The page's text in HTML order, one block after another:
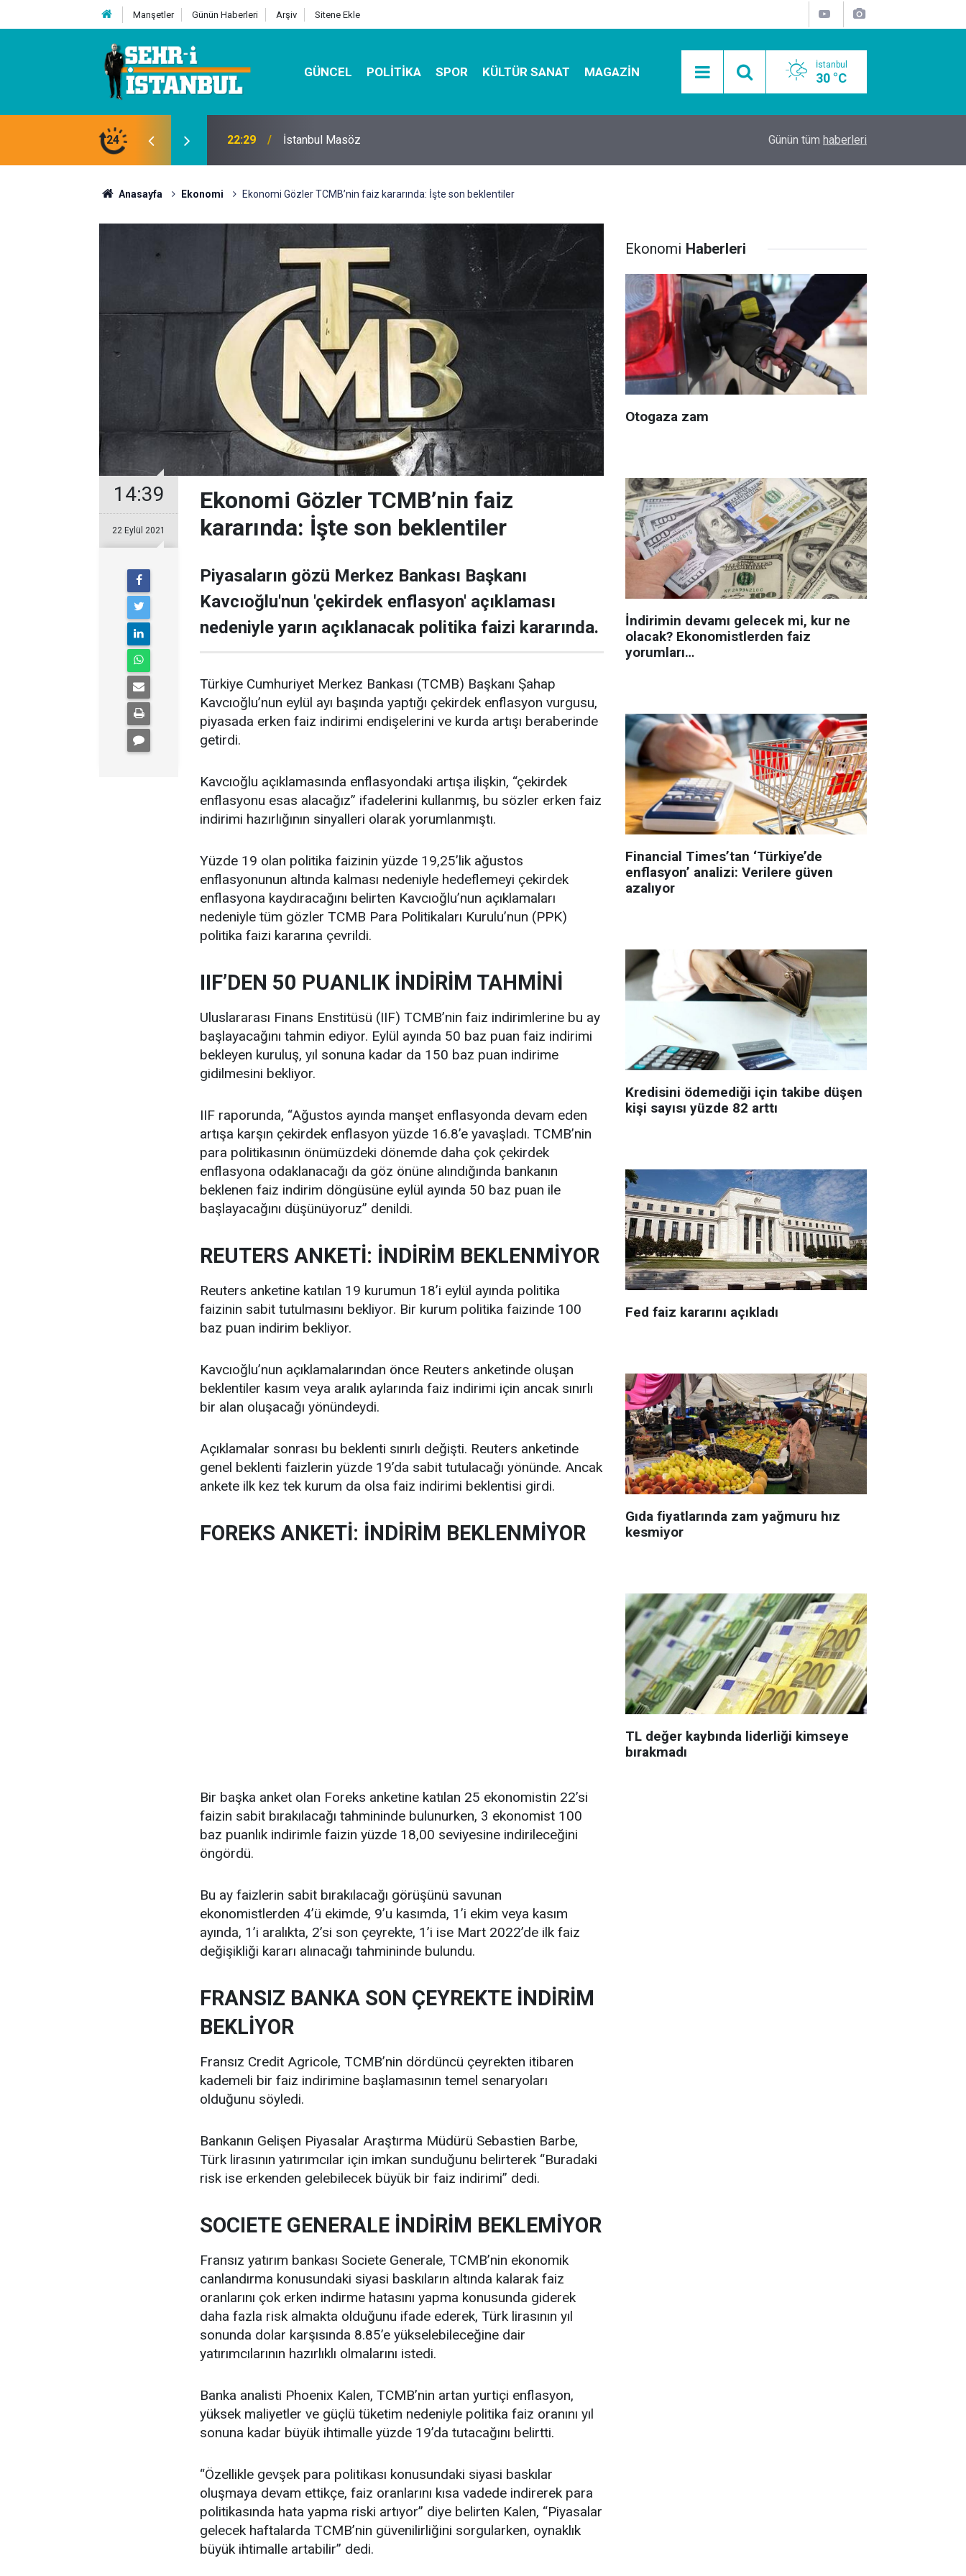
Manşetler Günün Haberleri Arşiv Sitene Ekle
GÜNCEL POLITIKA SPOR KÜLTÜR SANAT MAGAZIN İstanbul
30 °C
24 07:32 Kutu Sihirbazı ile Estetik, Dayanıklı ve Çevre Dostu Ambalaj Mobil Araçlarla Hayır Lokması Dağıtımının
Günün tüm haberleri
Anasayfa Ekonomi Ekonomi Gözler TCMB’nin faiz kararında: İşte son beklentiler
14:39
22 Eylül 2021
Ekonomi Gözler TCMB’nin faiz
kararında: İşte son beklentiler
Piyasaların gözü Merkez Bankası Başkanı
Kavcıoğlu'nun 'çekirdek enflasyon' açıklaması
nedeniyle yarın açıklanacak politika faizi kararında.
Türkiye Cumhuriyet Merkez Bankası (TCMB) Başkanı Şahap
Kavcıoğlu’nun eylül ayı başında yaptığı çekirdek enflasyon vurgusu,
piyasada erken faiz indirimi endişelerini ve kurda artışı beraberinde
getirdi.
Kavcıoğlu açıklamasında enflasyondaki artışa ilişkin, “çekirdek
enflasyonu esas alacağız” ifadelerini kullanmış, bu sözler erken faiz
indirimi hazırlığının sinyalleri olarak yorumlanmıştı.
Yüzde 19 olan politika faizinin yüzde 19,25’lik ağustos
enflasyonunun altında kalması nedeniyle hedeflemeyi çekirdek
enflasyona kaydıracağını belirten Kavcıoğlu’nun açıklamaları
nedeniyle tüm gözler TCMB Para Politikaları Kurulu’nun (PPK)
politika faizi kararına çevrildi.
IIF’DEN 50 PUANLIK İNDİRİM TAHMİNİ
Uluslararası Finans Enstitüsü (IIF) TCMB’nin faiz indirimlerine bu ay
başlayacağını tahmin ediyor. Eylül ayında 50 baz puan faiz indirimi
bekleyen kuruluş, yıl sonuna kadar da 150 baz puan indirime
gidilmesini bekliyor.
IIF raporunda, “Ağustos ayında manşet enflasyonda devam eden
artışa karşın çekirdek enflasyon yüzde 16.8’e yavaşladı. TCMB’nin
para politikasının önümüzdeki dönemde daha çok çekirdek
enflasyona odaklanacağı da göz önüne alındığında bankanın
beklenen faiz indirim döngüsüne eylül ayında 50 baz puan ile
başlayacağını düşünüyoruz” denildi.
REUTERS ANKETİ: İNDİRİM BEKLENMİYOR
Reuters anketine katılan 19 kurumun 18’i eylül ayında politika
faizinin sabit tutulmasını bekliyor. Bir kurum politika faizinde 100
baz puan indirim bekliyor.
Kavcıoğlu’nun açıklamalarından önce Reuters anketinde oluşan
beklentiler kasım veya aralık aylarında faiz indirimi için ancak sınırlı
bir alan oluşacağı yönündeydi.
Açıklamalar sonrası bu beklenti sınırlı değişti. Reuters anketinde
genel beklenti faizlerin yüzde 19’da sabit tutulacağı yönünde. Ancak
ankete ilk kez tek kurum da olsa faiz indirimi beklentisi girdi.
FOREKS ANKETİ: İNDİRİM BEKLENMİYOR
Bir başka anket olan Foreks anketine katılan 25 ekonomistin 22’si
faizin sabit bırakılacağı tahmininde bulunurken, 3 ekonomist 100
baz puanlık indirimle faizin yüzde 18,00 seviyesine indirileceğini
öngördü.
Bu ay faizlerin sabit bırakılacağı görüşünü savunan
ekonomistlerden 4’ü ekimde, 9’u kasımda, 1’i ekim veya kasım
ayında, 1’i aralıkta, 2’si son çeyrekte, 1’i ise Mart 2022’de ilk faiz
değişikliği kararı alınacağı tahmininde bulundu.
FRANSIZ BANKA SON ÇEYREKTE İNDİRİM
BEKLİYOR
Fransız Credit Agricole, TCMB’nin dördüncü çeyrekten itibaren
kademeli bir faiz indirimine başlamasının temel senaryoları
olduğunu söyledi.
Bankanın Gelişen Piyasalar Araştırma Müdürü Sebastien Barbe,
Türk lirasının yatırımcılar için imkan sunduğunu belirterek “Buradaki
risk ise erkenden gelebilecek büyük bir faiz indirimi” dedi.
SOCIETE GENERALE İNDİRİM BEKLEMİYOR
Fransız yatırım bankası Societe Generale, TCMB’nin ekonomik
canlandırma konusundaki siyasi baskıların altında kalarak faiz
oranlarını çok erken indirme hatasını yapma konusunda giderek
daha fazla risk almakta olduğunu ifade ederek, Türk lirasının yıl
sonunda dolar karşısında 8.85’e yükselebileceğine dair
yatırımcılarının hazırlıklı olmalarını istedi.
Banka analisti Phoenix Kalen, TCMB’nin artan yurtiçi enflasyon,
yüksek maliyetler ve güçlü tüketim nedeniyle politika faiz oranını yıl
sonuna kadar büyük ihtimalle yüzde 19’da tutacağını belirtti.
“Özellikle gevşek para politikası konusundaki siyasi baskılar
oluşmaya devam ettikçe, faiz oranlarını kısa vadede indirerek para
politikasında hata yapma riski artıyor” diye belirten Kalen, “Piyasalar
gelecek haftalarda TCMB’nin güvenilirliğini sorgularken, oynaklık
büyük ihtimalle artabilir” dedi.
Ekonomi Haberleri
Otogaza zam
İndirimin devamı gelecek mi, kur ne
olacak? Ekonomistlerden faiz
yorumları…
Financial Times’tan ‘Türkiye’de
enflasyon’ analizi: Verilere güven
azalıyor
Kredisini ödemediği için takibe düşen
kişi sayısı yüzde 82 arttı
Fed faiz kararını açıkladı
Gıda fiyatlarında zam yağmuru hız
kesmiyor
TL değer kaybında liderliği kimseye
bırakmadı